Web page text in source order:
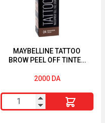
MAYBELLINE TATTOO
BROW PEEL OFF TINTED
EYEBROWS MEDIUM
2000 DA
quantité
de